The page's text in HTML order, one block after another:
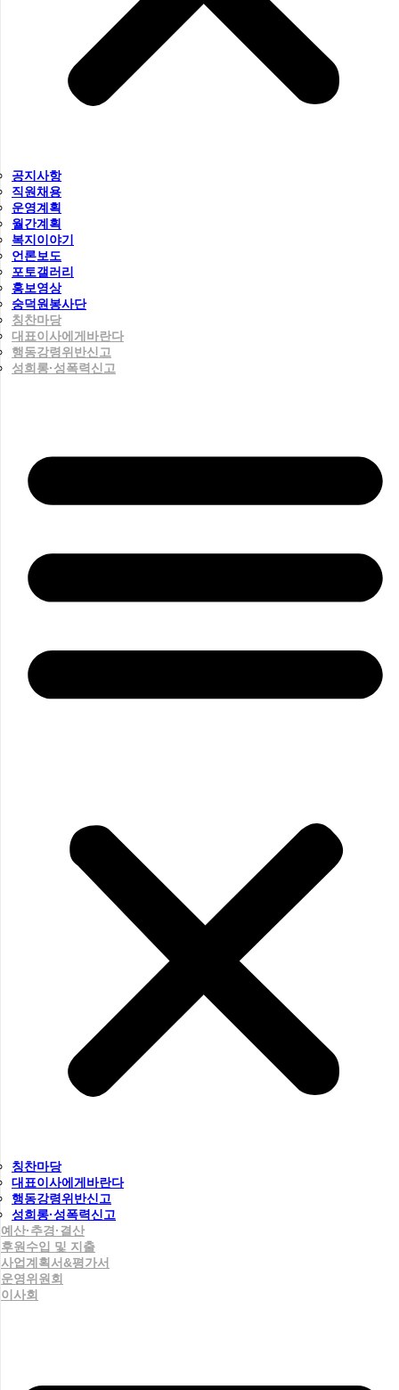
공지사항
직원채용
운영계획
월간계획
복지이야기
언론보도
포토갤러리
홍보영상
숭덕원봉사단
칭찬마당
대표이사에게바란다
행동강령위반신고
성희롱·성폭력신고
칭찬마당
대표이사에게바란다
행동강령위반신고
성희롱·성폭력신고
예산·추경·결산
후원수입 및 지출
사업계획서&평가서
운영위원회
이사회